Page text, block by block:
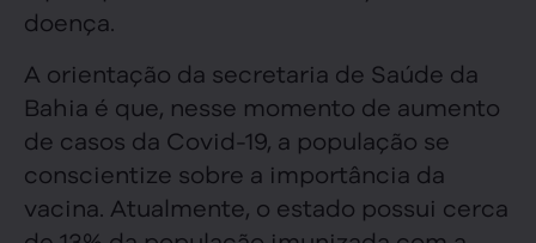
doença.
A orientação da secretaria de Saúde da
Bahia é que, nesse momento de aumento
de casos da Covid-19, a população se
conscientize sobre a importância da
vacina. Atualmente, o estado possui cerca